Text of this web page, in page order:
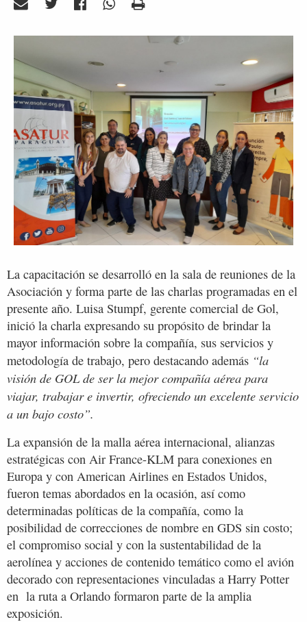
La capacitación se desarrolló en la sala de reuniones de la
Asociación y forma parte de las charlas programadas en el
presente año. Luisa Stumpf, gerente comercial de Gol,
inició la charla expresando su propósito de brindar la
mayor información sobre la compañía, sus servicios y
metodología de trabajo, pero destacando además “la
visión de GOL de ser la mejor compañía aérea para
viajar, trabajar e invertir, ofreciendo un excelente servicio
a un bajo costo”.
La expansión de la malla aérea internacional, alianzas
estratégicas con Air France-KLM para conexiones en
Europa y con American Airlines en Estados Unidos,
fueron temas abordados en la ocasión, así como
determinadas políticas de la compañía, como la
posibilidad de correcciones de nombre en GDS sin costo;
el compromiso social y con la sustentabilidad de la
aerolínea y acciones de contenido temático como el avión
decorado con representaciones vinculadas a Harry Potter
en la ruta a Orlando formaron parte de la amplia
exposición.